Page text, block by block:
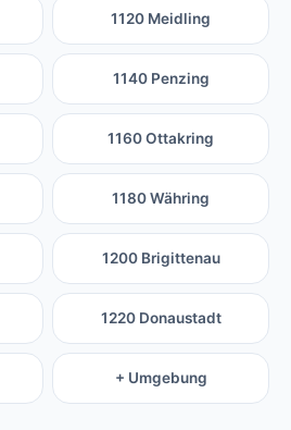
1120 Meidling
1140 Penzing
1160 Ottakring
1180 Währing
1200 Brigittenau
1220 Donaustadt
+ Umgebung